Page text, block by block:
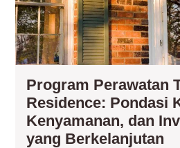
Program Perawatan
Residence: Pondasi
Kenyamanan, dan
yang Berkelanjutan